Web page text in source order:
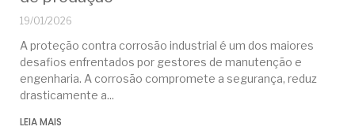
19/01/2026
A proteção contra corrosão industrial é um dos maiores
desafios enfrentados por gestores de manutenção e
engenharia. A corrosão compromete a segurança, reduz
drasticamente a
LEIA MAIS